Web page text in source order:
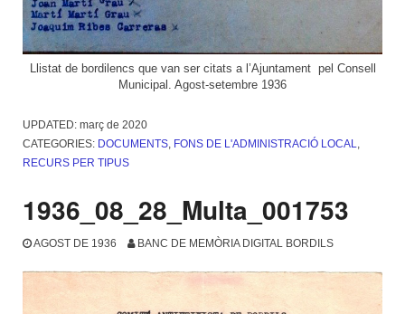
Llistat de bordilencs que van ser citats a l’Ajuntament pel Consell
Municipal. Agost-setembre 1936
UPDATED: març de 2020
CATEGORIES: DOCUMENTS FONS DE L'ADMINISTRACIÓ LOCAL
RECURS PER TIPUS
1936_08_28_Multa_001753
AGOST DE 1936 BANC DE MEMÒRIA DIGITAL BORDILS